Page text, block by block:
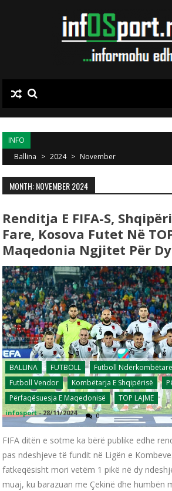
INFO
Ballina > 2024 > November
MONTH: NOVEMBER 2024
Renditja E FIFA-S,
Fare, Kosova Futet Në
Maqedonia Ngjitet Për
BALLINA FUTBOLL Futboll Ndërkombëtarë
Futboll Vendor
Kombëtarja E Shqipërisë
Përfaqësuesja E Maqedonisë
TOP LAJME
infosport -28/11/2024 0
FIFA ditën e sotme ka bërë publike edhe
pas ndeshjeve të fundit në Ligën e
fatkeqësisht mori vetëm 1 pikë në dy
muaj, ku barazuan me Çekinë dhe humbën